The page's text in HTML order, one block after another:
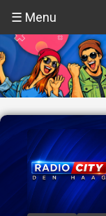
☰ Menu